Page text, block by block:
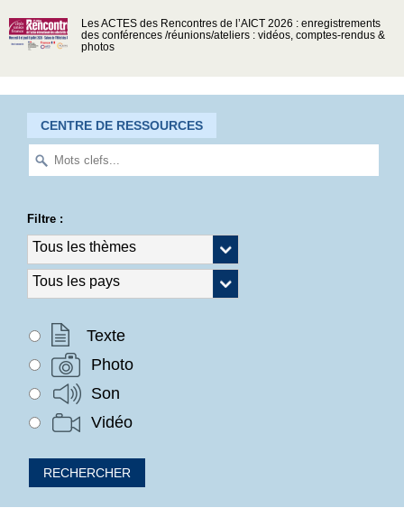
Les ACTES des Rencontres de l’AICT 2026 : enregistrements
des conférences /réunions/ateliers : vidéos, comptes-rendus &
photos
CENTRE DE RESSOURCES
Filtre :
Texte
Photo
Son
Vidéo